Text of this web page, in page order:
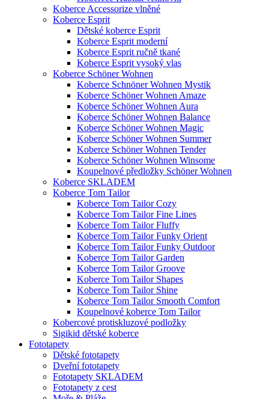
Koberce Accessorize vlněné
Koberce Esprit
Dětské koberce Esprit
Koberce Esprit moderní
Koberce Esprit ručně tkané
Koberce Esprit vysoký vlas
Koberce Schöner Wohnen
Koberce Schnöner Wohnen Mystik
Koberce Schöner Wohnen Amaze
Koberce Schöner Wohnen Aura
Koberce Schöner Wohnen Balance
Koberce Schöner Wohnen Magic
Koberce Schöner Wohnen Summer
Koberce Schöner Wohnen Tender
Koberce Schöner Wohnen Winsome
Koupelnové předložky Schöner Wohnen
Koberce SKLADEM
Koberce Tom Tailor
Koberce Tom Tailor Cozy
Koberce Tom Tailor Fine Lines
Koberce Tom Tailor Fluffy
Koberce Tom Tailor Funky Orient
Koberce Tom Tailor Funky Outdoor
Koberce Tom Tailor Garden
Koberce Tom Tailor Groove
Koberce Tom Tailor Shapes
Koberce Tom Tailor Shine
Koberce Tom Tailor Smooth Comfort
Koupelnové koberce Tom Tailor
Kobercové protiskluzové podložky
Sigikid dětské koberce
Fototapety
Dětské fototapety
Dveřní fototapety
Fototapety SKLADEM
Fototapety z cest